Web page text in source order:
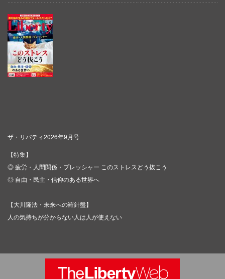
ザ・リバティ2026年9月号
【特集】
◎ 疲労・人間関係・プレッシャー このストレスどう抜こう
◎ 自由・民主・信仰のある世界へ
【大川隆法・未来への羅針盤】
人の気持ちが分からない人は人が使えない